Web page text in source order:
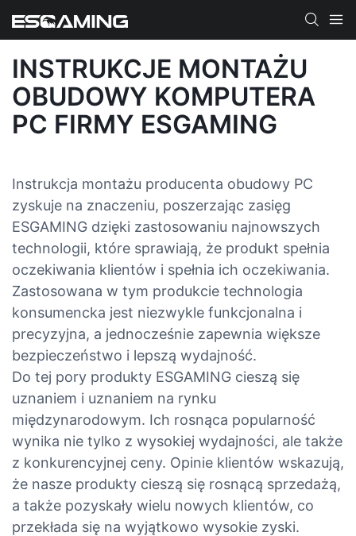
INSTRUKCJE MONTAŻU
OBUDOWY KOMPUTERA
PC FIRMY ESGAMING
Instrukcja montażu producenta obudowy PC
zyskuje na znaczeniu, poszerzając zasięg
ESGAMING dzięki zastosowaniu najnowszych
technologii, które sprawiają, że produkt spełnia
oczekiwania klientów i spełnia ich oczekiwania.
Zastosowana w tym produkcie technologia
konsumencka jest niezwykle funkcjonalna i
precyzyjna, a jednocześnie zapewnia większe
bezpieczeństwo i lepszą wydajność.
Do tej pory produkty ESGAMING cieszą się
uznaniem i uznaniem na rynku
międzynarodowym. Ich rosnąca popularność
wynika nie tylko z wysokiej wydajności, ale także
z konkurencyjnej ceny. Opinie klientów wskazują,
że nasze produkty cieszą się rosnącą sprzedażą,
a także pozyskały wielu nowych klientów, co
przekłada się na wyjątkowo wysokie zyski.